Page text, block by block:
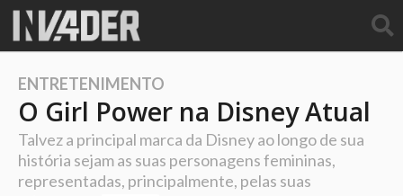
1
0
a
n
o
s
ENTRETENIMENTO
O Girl Power na Disney Atual
Talvez a principal marca da Disney ao longo de sua
história sejam as suas personagens femininas,
representadas, principalmente, pelas suas